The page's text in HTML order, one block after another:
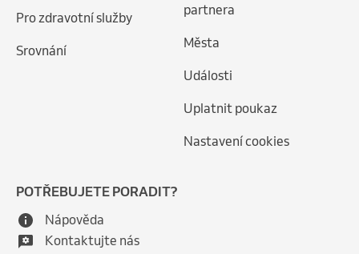
Pro zdravotní služby
Srovnání
partnera
Města
Události
Uplatnit poukaz
Nastavení cookies
POTŘEBUJETE PORADIT?
Nápověda
Kontaktujte nás